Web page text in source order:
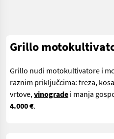
Grillo
Grillo nudi motokultivatore i
raznim priključcima: freza,
vrtove,vinograde i manja
4.000 €.